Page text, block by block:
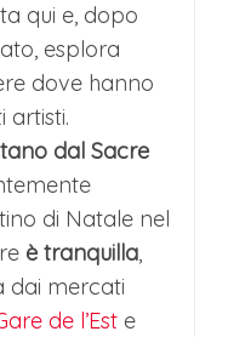
qui e, dopo
esplora
dove hanno
artisti.
dal Sacre
di Natale nel
è tranquilla,
dai mercati
de l’Est e